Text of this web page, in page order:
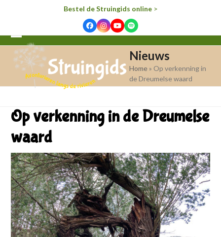
Bestel de Struingids online>
FacebookInstagram
YouTube
Spotify
Open
mobile
menu
Close
mobile
menu
Nieuws
Home » Op verkenning in
de Dreumelse waard
Op verkenning in de Dreumelse
waard